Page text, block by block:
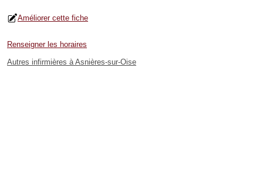
Améliorer cette fiche
Renseigner les horaires
Autres infirmières à Asnières-sur-Oise